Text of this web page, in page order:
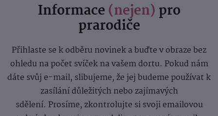
Informace (nejen) pro
prarodiče
Přihlaste se k odběru novinek a buďte v obraze bez
ohledu na počet svíček na vašem dortu. Pokud nám
dáte svůj e-mail, slibujeme, že jej budeme používat k
zasílání důležitých nebo zajímavých
sdělení. Prosíme, zkontrolujte si svoji emailovou